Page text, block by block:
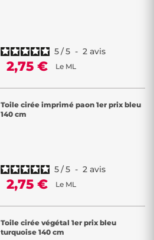
5/5 - 2 avis
2,75 € Le ML
Toile cirée imprimé paon 1er prix bleu
140 cm
5/5 - 2 avis
2,75 € Le ML
Toile cirée végétal 1er prix bleu
turquoise 140 cm